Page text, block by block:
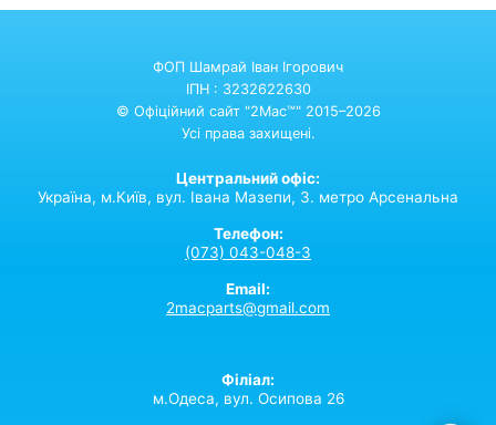
ФОП Шамрай Іван Ігорович
ІПН : 3232622630
© Офіційний сайт "2Mac™" 2015–2026
Усі права захищені.
Центральний офіс:
Україна, м.Київ, вул. Івана Мазепи, 3. метро Арсенальна
Телефон:
(073) 043-048-3
Email:
2macparts@gmail.com
Філіал:
м.Одеса, вул. Осипова 26